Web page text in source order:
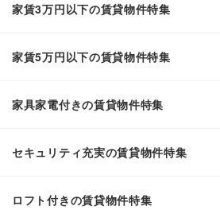
家賃3万円以下の賃貸物件特集
家賃5万円以下の賃貸物件特集
家具家電付きの賃貸物件特集
セキュリティ充実の賃貸物件特集
ロフト付きの賃貸物件特集